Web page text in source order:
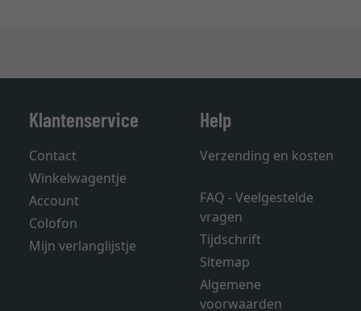
Klantenservice
Contact
Winkelwagentje
Account
Colofon
Mijn verlanglijstje
Help
Verzending en kosten
FAQ - Veelgestelde
vragen
Tijdschrift
Sitemap
Algemene
voorwaarden